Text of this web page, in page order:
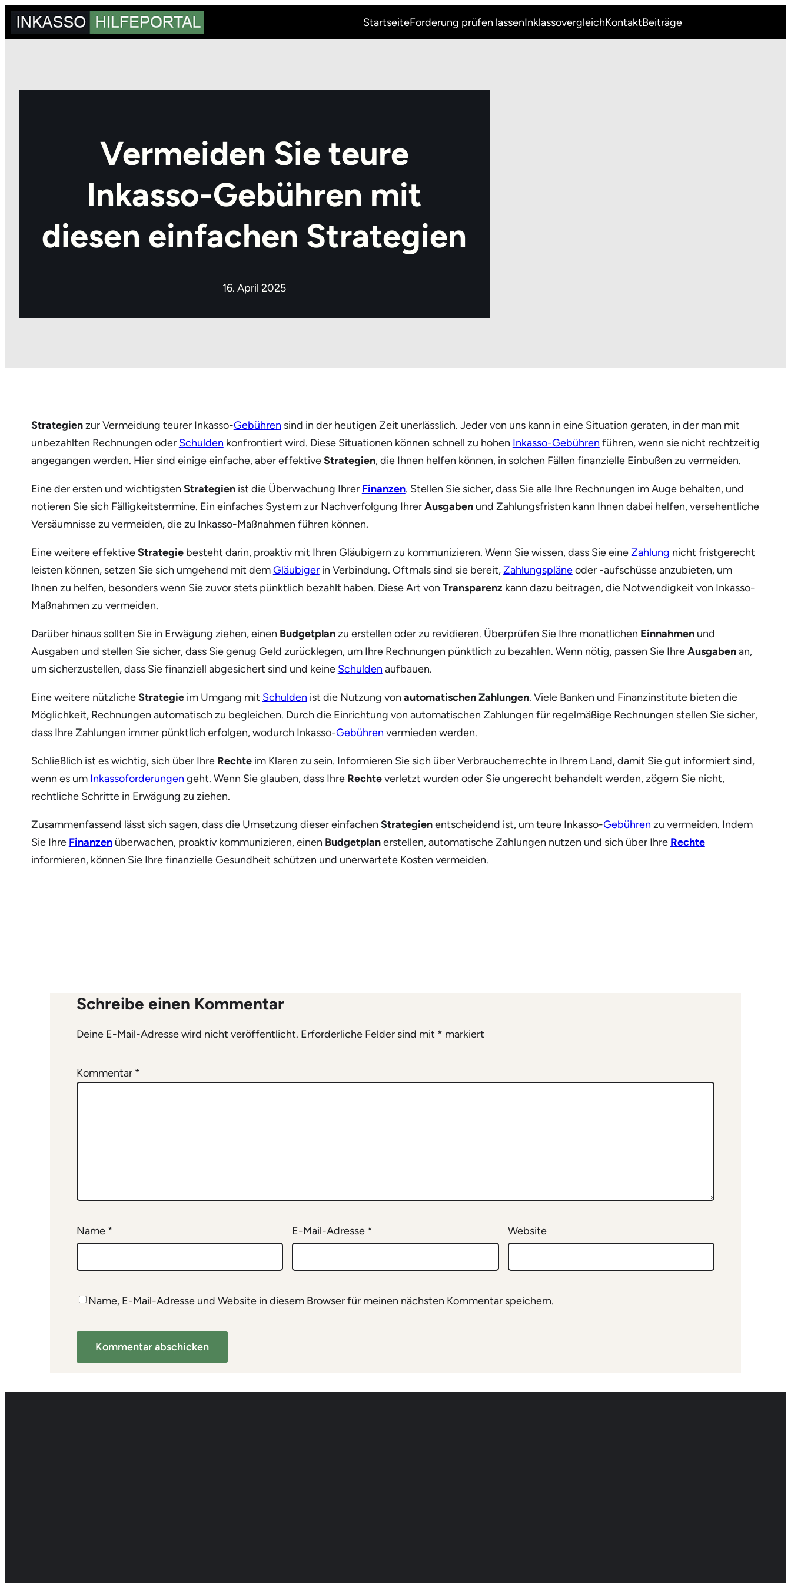
Zum
Inhalt
StartseiteForderung prüfen lassenInklassovergleichKontaktBeiträge
Vermeiden Sie teure
Inkasso-Gebühren mit
diesen einfachen Strategien
16. April 2025
Strategienzur Vermeidung teurer Inkasso-Gebühren sind in der heutigen Zeit unerlässlich. Jeder von uns kann in eine Situation geraten, in der man mit
unbezahlten Rechnungen oder Schulden konfrontiert wird. Diese Situationen können schnell zu hohen Inkasso-Gebühren führen, wenn sie nicht rechtzeitig
angegangen werden. Hier sind einige einfache, aber effektiveStrategien, die Ihnen helfen können, in solchen Fällen finanzielle Einbußen zu vermeiden.
Eine der ersten und wichtigsten Strategienist die Überwachung Ihrer Finanzen. Stellen Sie sicher, dass Sie alle Ihre Rechnungen im Auge behalten, und
notieren Sie sich Fälligkeitstermine. Ein einfaches System zur Nachverfolgung IhrerAusgabenund Zahlungsfristen kann Ihnen dabei helfen, versehentliche
Versäumnisse zu vermeiden, die zu Inkasso-Maßnahmen führen können.
Eine weitere effektiveStrategiebesteht darin, proaktiv mit Ihren Gläubigern zu kommunizieren. Wenn Sie wissen, dass Sie eineZahlung nicht fristgerecht
leisten können, setzen Sie sich umgehend mit demGläubigerin Verbindung. Oftmals sind sie bereit,Zahlungspläneoder -aufschüsse anzubieten, um
Ihnen zu helfen, besonders wenn Sie zuvor stets pünktlich bezahlt haben. Diese Art von Transparenz kann dazu beitragen, die Notwendigkeit von Inkasso-
Maßnahmen zu vermeiden.
Darüber hinaus sollten Sie in Erwägung ziehen, einen Budgetplanzu erstellen oder zu revidieren. Überprüfen Sie Ihre monatlichen Einnahmenund
Ausgaben und stellen Sie sicher, dass Sie genug Geld zurücklegen, um Ihre Rechnungen pünktlich zu bezahlen. Wenn nötig, passen Sie IhreAusgabenan,
um sicherzustellen, dass Sie finanziell abgesichert sind und keine Schulden aufbauen.
Eine weitere nützlicheStrategieim Umgang mit Schulden ist die Nutzung von automatischen Zahlungen. Viele Banken und Finanzinstitute bieten die
Möglichkeit, Rechnungen automatisch zu begleichen. Durch die Einrichtung von automatischen Zahlungen für regelmäßige Rechnungen stellen Sie sicher,
dass Ihre Zahlungen immer pünktlich erfolgen, wodurch Inkasso-Gebühren vermieden werden.
Schließlich ist es wichtig, sich über Ihre Rechteim Klaren zu sein. Informieren Sie sich über Verbraucherrechte in Ihrem Land, damit Sie gut informiert sind,
wenn es um Inkassoforderungen geht. Wenn Sie glauben, dass Ihre Rechteverletzt wurden oder Sie ungerecht behandelt werden, zögern Sie nicht,
rechtliche Schritte in Erwägung zu ziehen.
Zusammenfassend lässt sich sagen, dass die Umsetzung dieser einfachen Strategienentscheidend ist, um teure Inkasso-Gebühren zu vermeiden. Indem
Sie Ihre Finanzenüberwachen, proaktiv kommunizieren, einen Budgetplanerstellen, automatische Zahlungen nutzen und sich über Ihre Rechte
informieren, können Sie Ihre finanzielle Gesundheit schützen und unerwartete Kosten vermeiden.
Schreibe einen Kommentar
Deine E-Mail-Adresse wird nicht veröffentlicht. Erforderliche Felder sind mit * markiert
Kommentar *
Name * E-Mail-Adresse * Website
Name, E-Mail-Adresse und Website in diesem Browser für meinen nächsten Kommentar speichern.